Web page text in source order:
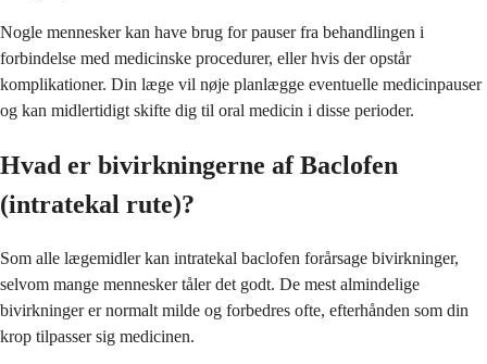
Nogle mennesker kan have brug for pauser fra behandlingen i
forbindelse med medicinske procedurer, eller hvis der opstår
komplikationer. Din læge vil nøje planlægge eventuelle medicinpauser
og kan midlertidigt skifte dig til oral medicin i disse perioder.
Hvad er bivirkningerne af Baclofen
(intratekal rute)?
Som alle lægemidler kan intratekal baclofen forårsage bivirkninger,
selvom mange mennesker tåler det godt. De mest almindelige
bivirkninger er normalt milde og forbedres ofte, efterhånden som din
krop tilpasser sig medicinen.